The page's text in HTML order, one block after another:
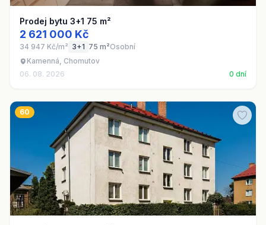
Prodej bytu 3+1 75 m²
2 621 000 Kč
34 947 Kč/m² 3+1 75 m²Osobní
Kamenná, Chomutov
06. 08. 2026
0 dní
60